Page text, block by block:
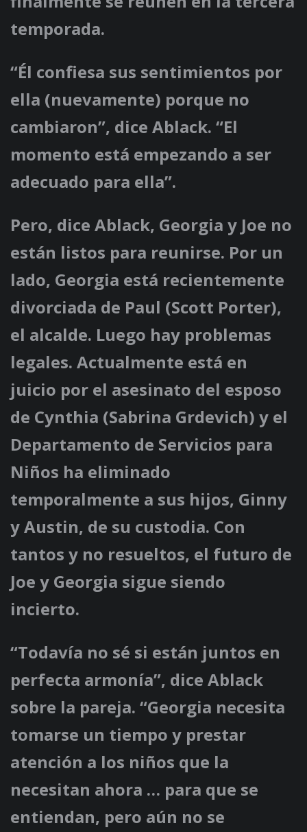
temporada.
“Él confiesa sus sentimientos por
ella (nuevamente) porque no
cambiaron”, dice Ablack. “El
momento está empezando a ser
adecuado para ella”.
Pero, dice Ablack, Georgia y Joe no
están listos para reunirse. Por un
lado, Georgia está recientemente
divorciada de Paul (Scott Porter),
el alcalde. Luego hay problemas
legales. Actualmente está en
juicio por el asesinato del esposo
de Cynthia (Sabrina Grdevich) y el
Departamento de Servicios para
Niños ha eliminado
temporalmente a sus hijos, Ginny
y Austin, de su custodia. Con
tantos y no resueltos, el futuro de
Joe y Georgia sigue siendo
incierto.
“Todavía no sé si están juntos en
perfecta armonía”, dice Ablack
sobre la pareja. “Georgia necesita
tomarse un tiempo y prestar
atención a los niños que la
necesitan ahora … para que se
entiendan, pero aún no se